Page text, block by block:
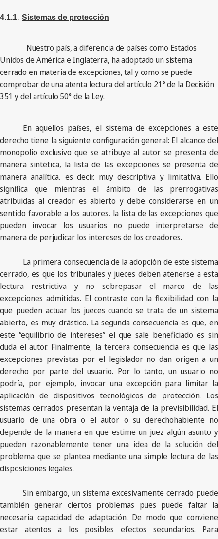
4.1.1. Sistemas de protección
Nuestro país, a diferencia de países como Estados
Unidos de América e Inglaterra, ha adoptado un sistema
cerrado en materia de excepciones, tal y como se puede
comprobar de una atenta lectura del artículo 21° de la Decisión
351 y del artículo 50° de la Ley.
En aquellos países, el sistema de excepciones a este
derecho tiene la siguiente configuración general: El alcance del
monopolio exclusivo que se atribuye al autor se presenta de
manera sintética, la lista de las excepciones se presenta de
manera analítica, es decir, muy descriptiva y limitativa. Ello
significa que mientras el ámbito de las prerrogativas
atribuidas al creador es abierto y debe considerarse en un
sentido favorable a los autores, la lista de las excepciones que
pueden invocar los usuarios no puede interpretarse de
manera de perjudicar los intereses de los creadores.
La primera consecuencia de la adopción de este sistema
cerrado, es que los tribunales y jueces deben atenerse a esta
lectura restrictiva y no sobrepasar el marco de las
excepciones admitidas. El contraste con la flexibilidad con la
que pueden actuar los jueces cuando se trata de un sistema
abierto, es muy drástico. La segunda consecuencia es que, en
este “equilibrio de intereses” el que sale beneficiado es sin
duda el autor. Finalmente, la tercera consecuencia es que las
excepciones previstas por el legislador no dan origen a un
derecho por parte del usuario. Por lo tanto, un usuario no
podría, por ejemplo, invocar una excepción para limitar la
aplicación de dispositivos tecnológicos de protección. Los
sistemas cerrados presentan la ventaja de la previsibilidad. El
usuario de una obra o el autor o su derechohabiente no
depende de la manera en que estime un juez algún asunto y
pueden razonablemente tener una idea de la solución del
problema que se plantea mediante una simple lectura de las
disposiciones legales.
Sin embargo, un sistema excesivamente cerrado puede
también generar ciertos problemas pues puede faltar la
necesaria capacidad de adaptación. De modo que conviene
estar atentos a los posibles efectos secundarios. Para